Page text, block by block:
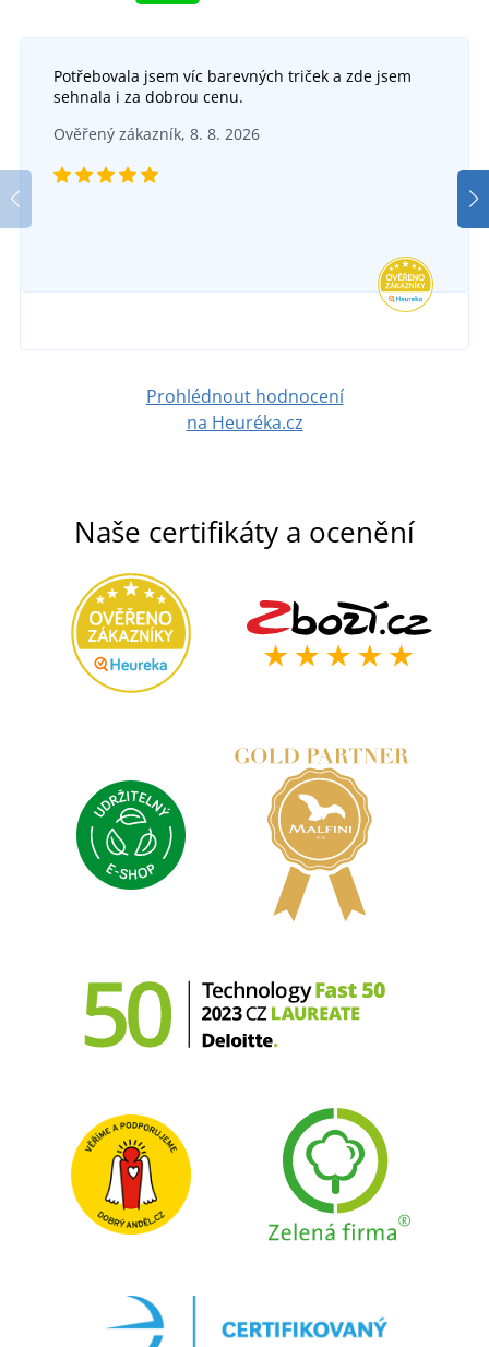
Nepromokavá pláštěnka Cyril
184 Kč
Potřebovala jsem víc barevných triček a zde jsem
sehnala i za dobrou cenu.
Ověřený zákazník, 8. 8. 2026
Prohlédnout hodnocení
na Heuréka.cz
Naše certifikáty a ocenění